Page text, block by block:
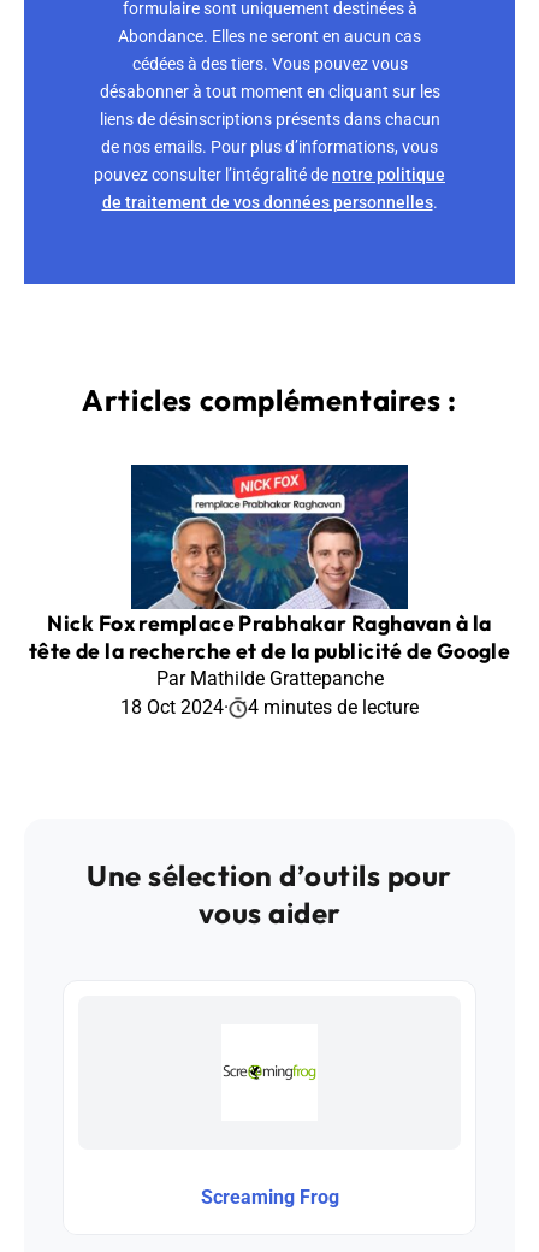
formulaire sont uniquement destinées à
Abondance. Elles ne seront en aucun cas
cédées à des tiers. Vous pouvez vous
désabonner à tout moment en cliquant sur les
liens de désinscriptions présents dans chacun
de nos emails. Pour plus d’informations, vous
pouvez consulter l’intégralité denotre politique
de traitement de vos données personnelles.
Articles complémentaires :
Nick Fox remplace Prabhakar Raghavan à la
tête de la recherche et de la publicité de Google
Par Mathilde Grattepanche
18 Oct 2024· 4 minutes de lecture
Une sélection d’outils pour
vous aider
Screaming Frog